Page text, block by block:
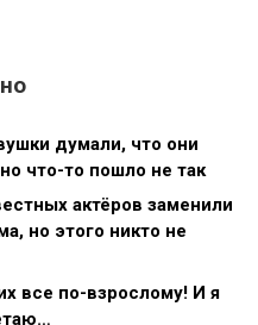
думали, что они
что-то пошло не так
актёров заменили
но этого никто не
все по-взрослому! И я